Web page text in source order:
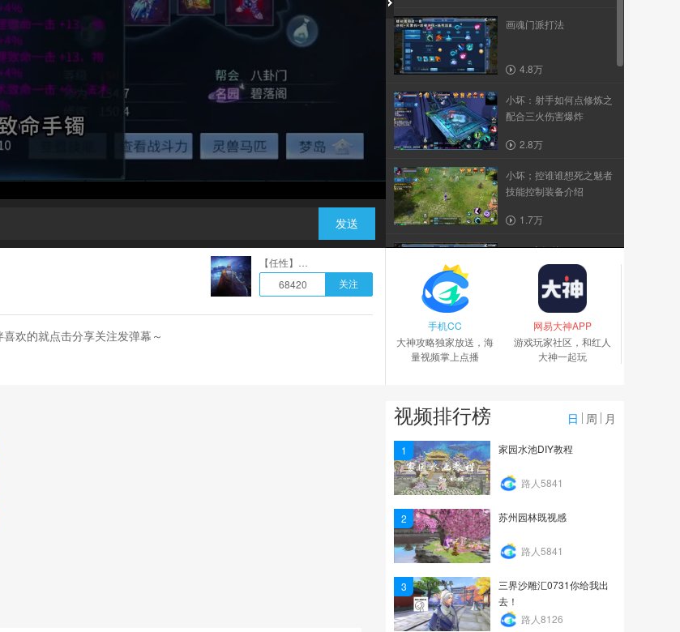
发送
画魂门派打法
4.8万
小坏：射手如何点修炼之
配合三火伤害爆炸
2.8万
小坏；控谁谁想死之魅者
技能控制装备介绍
1.7万
CC17上好佳20180927-3
7698
小坏：魅者如何点修炼之
必点基础与发展走向
类性格的宝宝射手在也...
1.4万
小坏：魅者选宝宝很关
键，有了它边控边输出
1.4万
68420
关注
欢的就点击分享关注发弹幕～
手机CC
大神攻略独家放送，海
量视频掌上点播
网易大神APP
游戏玩家社区，和红人
大神一起玩
视频排行榜 日 周 月
1 家园水池DIY教程
路人5841
2 苏州园林既视感
路人5841
3
三界沙雕汇0731你给我出
去！
路人8126